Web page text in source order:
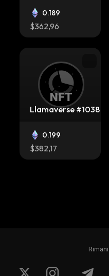
0.189
$362,96
Llamaverse #1038
0.199
$382,17
$382,17